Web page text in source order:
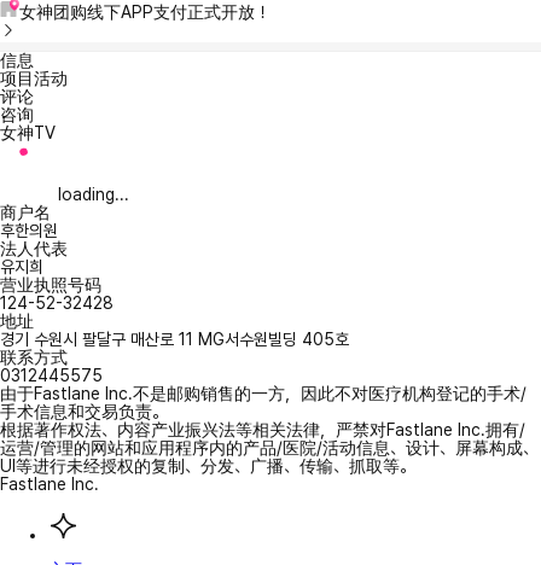
女神团购线下APP支付正式开放！
信息
项目活动
评论
咨询
女神TV
loading...
商户名
후한의원
法人代表
유지희
营业执照号码
124-52-32428
地址
경기 수원시 팔달구 매산로 11 MG서수원빌딩 405호
联系方式
0312445575
由于Fastlane Inc.不是邮购销售的一方，因此不对医疗机构登记的手术/
手术信息和交易负责。
根据著作权法、内容产业振兴法等相关法律，严禁对Fastlane Inc.拥有/
运营/管理的网站和应用程序内的产品/医院/活动信息、设计、屏幕构成、
UI等进行未经授权的复制、分发、广播、传输、抓取等。
Fastlane Inc.